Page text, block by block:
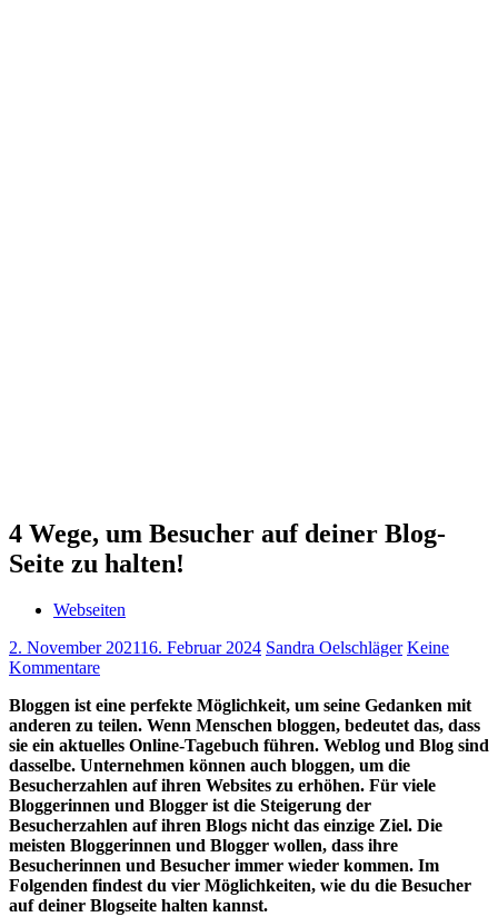
4 Wege, um Besucher auf deiner Blog-
Seite zu halten!
Webseiten
2. November 202116. Februar 2024 Sandra Oelschläger Keine
Kommentare
Bloggen ist eine perfekte Möglichkeit, um seine Gedanken mit
anderen zu teilen. Wenn Menschen bloggen, bedeutet das, dass
sie ein aktuelles Online-Tagebuch führen. Weblog und Blog sind
dasselbe. Unternehmen können auch bloggen, um die
Besucherzahlen auf ihren Websites zu erhöhen. Für viele
Bloggerinnen und Blogger ist die Steigerung der
Besucherzahlen auf ihren Blogs nicht das einzige Ziel. Die
meisten Bloggerinnen und Blogger wollen, dass ihre
Besucherinnen und Besucher immer wieder kommen. Im
Folgenden findest du vier Möglichkeiten, wie du die Besucher
auf deiner Blogseite halten kannst.